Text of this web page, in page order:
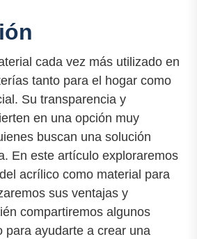
cada vez más utilizado en
tanto para el hogar como
Su transparencia y
en una opción muy
buscan una solución
En este artículo exploraremos
acrílico como material para
sus ventajas y
compartiremos algunos
para ayudarte a crear una